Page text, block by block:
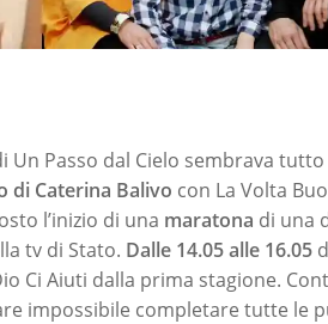
Un Passo dal Cielo sembrava
di Caterina Balivo con La Volta
l’inizio di una maratona di una
tv di Stato. Dalle 14.05 alle 16.05
Ci Aiuti dalla prima stagione.
impossibile completare tutte le